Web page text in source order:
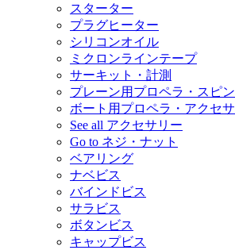
スターター
プラグヒーター
シリコンオイル
ミクロンラインテープ
サーキット・計測
プレーン用プロペラ・スピ
ボート用プロペラ・アクセ
See all アクセサリー
Go to ネジ・ナット
ベアリング
ナベビス
バインドビス
サラビス
ボタンビス
キャップビス